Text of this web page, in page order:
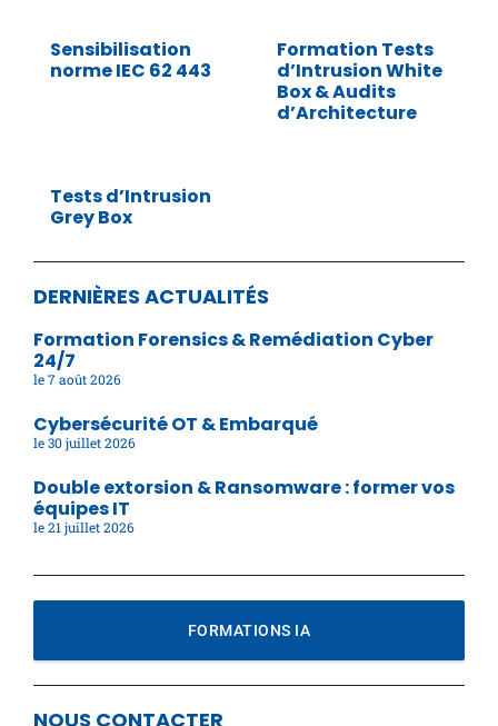
Sensibilisation
norme IEC 62 443
Formation Tests
d’Intrusion White
Box & Audits
d’Architecture
Tests d’Intrusion
Grey Box
DERNIÈRES ACTUALITÉS
Formation Forensics & Remédiation Cyber
24/7
7 août 2026
Cybersécurité OT & Embarqué
30 juillet 2026
Double extorsion & Ransomware : former vos
équipes IT
21 juillet 2026
FORMATIONS IA
NOUS CONTACTER